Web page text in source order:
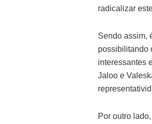
radicalizar
Sendo assim,
possibilitando
interessantes
Jaloo e
Por outro